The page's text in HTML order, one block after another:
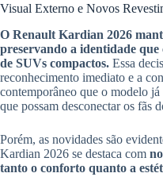
Visual Externo e Novos
O Renault Kardian 2026
preservando a identidade
de SUVs compactos. Essa
reconhecimento imediato e a
contemporâneo que o modelo
que possam desconectar os fãs
Porém, as novidades são
Kardian 2026 se destaca com
tanto o conforto quanto a